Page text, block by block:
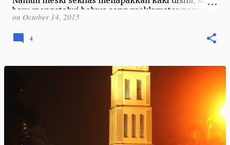
baru mengetahui bahwa sang proklamator pernah
diasingkan disini. *belajar sejarah l…
on October 14, 2015
4